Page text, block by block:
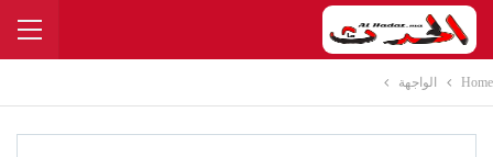
Home الواجهة